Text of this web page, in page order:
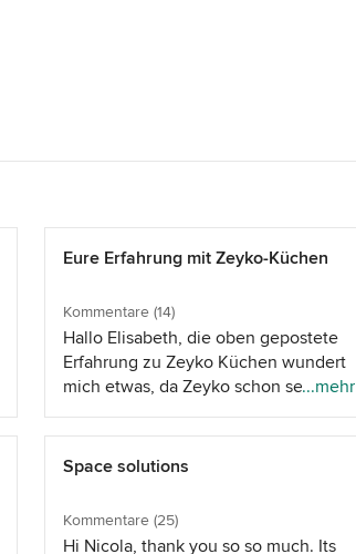
Eure Erfahrung mit Zeyko-Küchen
Kommentare (14)
Hallo Elisabeth, die oben gepostete
Erfahrung zu Zeyko Küchen wundert
mich etwas, da Zeyko schon seit
Jahrzehnten sehr gute und
hochwertige Küchen liefert.
Allerdings gab (und gibt ) es immer
im Einrichtungsbereich, die sich im
nachhinein also totaler Flop
...mehr
Space solutions
Kommentare (25)
Hi Nicola, thank you so so much. Its